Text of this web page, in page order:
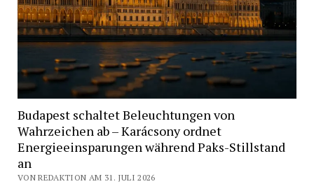
Budapest schaltet Beleuchtungen von
Wahrzeichen ab – Karácsony ordnet
Energieeinsparungen während Paks-Stillstand
an
VON REDAKTION AM 31. JULI 2026